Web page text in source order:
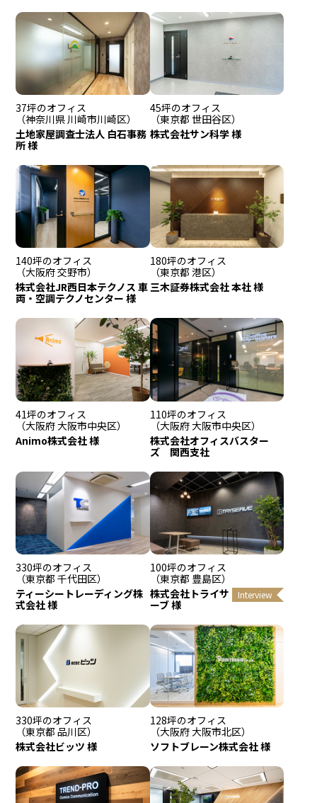
37坪のオフィス
（神奈川県 川崎市川崎区）
土地家屋調査士法人 白石事務
所 様
45坪のオフィス
（東京都 世田谷区）
株式会社サン科学 様
140坪のオフィス
（大阪府 交野市）
株式会社JR西日本テクノス 車
両・空調テクノセンター 様
180坪のオフィス
（東京都 港区）
三木証券株式会社 本社 様
41坪のオフィス
（大阪府 大阪市中央区）
Animo株式会社 様
110坪のオフィス
（大阪府 大阪市中央区）
株式会社オフィスバスター
ズ 関西支社
330坪のオフィス
（東京都 千代田区）
ティーシートレーディング株
式会社 様
100坪のオフィス
（東京都 豊島区）
株式会社トライサ
ーブ 様
Interview
330坪のオフィス
（東京都 品川区）
株式会社ビッツ 様
128坪のオフィス
（大阪府 大阪市北区）
ソフトブレーン株式会社 様